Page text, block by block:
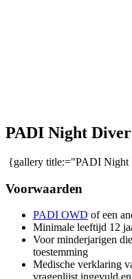
PADI Night
{gallery title:="PADI Night
Voorwaarden
PADI OWD of een
Minimale leeftijd 12
Voor minderjarigen
toestemming
Medische verklaring